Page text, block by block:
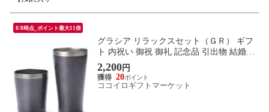
8/8時点_ポイント最大11倍
グラシア リラックスセット（ＧＲ） ギフ
ト 内祝い 御祝 御礼 記念品 引出物 結婚式
プレゼント 出産内祝い 結婚お祝い
2,200円
20
ココイロギフトマーケット